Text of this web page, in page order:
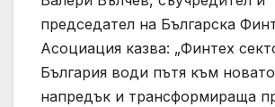
председател на Българска
Асоциация казва: „Финтех
България води пътя към
напредък и трансформираща